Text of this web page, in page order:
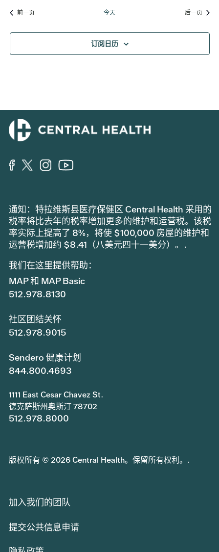
前一页活动 今天 后一页活动
订阅日历
通知：特拉维斯县医疗保健区 Central Health 采用的
税率将比去年的税率增加更多的维护和运营税。该税
率实际上提高了 8%，将使 $100,000 房屋的维护和
运营税增加约 $8.41（八美元四十一美分）。.
我们在这里提供帮助：
MAP 和 MAP Basic
512.978.8130
社区团结关怀
512.978.9015
Sendero 健康计划
844.800.4693
1111 East Cesar Chavez St.
德克萨斯州奥斯汀 78702
512.978.8000
版权所有 © 2026 Central Health。保留所有权利。.
加入我们的团队
提交公共信息申请